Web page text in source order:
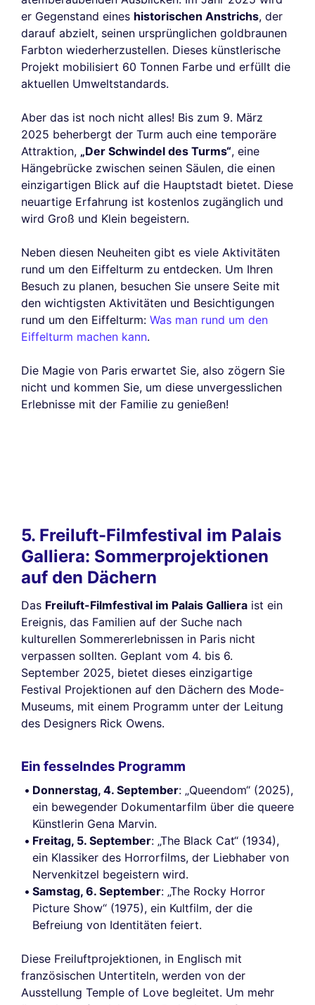
Einstellungen jederzeit akzeptieren, ablehnen oder anpassen.
Genehmigungen zertifiziert von
Nei, danke Ich möchte wählen Ich stimme zu
er Gegenstand eines historischen Anstrichs, der
darauf abzielt, seinen ursprünglichen goldbraunen
Farbton wiederherzustellen. Dieses künstlerische
Projekt mobilisiert 60 Tonnen Farbe und erfüllt die
aktuellen Umweltstandards.
Aber das ist noch nicht alles! Bis zum 9. März
2025 beherbergt der Turm auch eine temporäre
Attraktion, „Der Schwindel des Turms“, eine
Hängebrücke zwischen seinen Säulen, die einen
einzigartigen Blick auf die Hauptstadt bietet. Diese
neuartige Erfahrung ist kostenlos zugänglich und
wird Groß und Klein begeistern.
Neben diesen Neuheiten gibt es viele Aktivitäten
rund um den Eiffelturm zu entdecken. Um Ihren
Besuch zu planen, besuchen Sie unsere Seite mit
den wichtigsten Aktivitäten und Besichtigungen
rund um den Eiffelturm: Was man rund um den
Eiffelturm machen kann.
Die Magie von Paris erwartet Sie, also zögern Sie
nicht und kommen Sie, um diese unvergesslichen
Erlebnisse mit der Familie zu genießen!
5. Freiluft-Filmfestival im Palais
Galliera: Sommerprojektionen
auf den Dächern
Das Freiluft-Filmfestival im Palais Galliera ist ein
Ereignis, das Familien auf der Suche nach
kulturellen Sommererlebnissen in Paris nicht
verpassen sollten. Geplant vom 4. bis 6.
September 2025, bietet dieses einzigartige
Festival Projektionen auf den Dächern des Mode-
Museums, mit einem Programm unter der Leitung
des Designers Rick Owens.
Ein fesselndes Programm
Donnerstag, 4. September: „Queendom“ (2025),
ein bewegender Dokumentarfilm über die queere
Künstlerin Gena Marvin.
Freitag, 5. September: „The Black Cat“ (1934),
ein Klassiker des Horrorfilms, der Liebhaber von
Nervenkitzel begeistern wird.
Samstag, 6. September: „The Rocky Horror
Picture Show“ (1975), ein Kultfilm, der die
Befreiung von Identitäten feiert.
Diese Freiluftprojektionen, in Englisch mit
französischen Untertiteln, werden von der
Ausstellung Temple of Love begleitet. Um mehr